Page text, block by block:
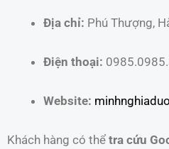
Địa chỉ: Phú Thượng,
Điện thoại:
Website:
Khách hàng có thể tra cứu